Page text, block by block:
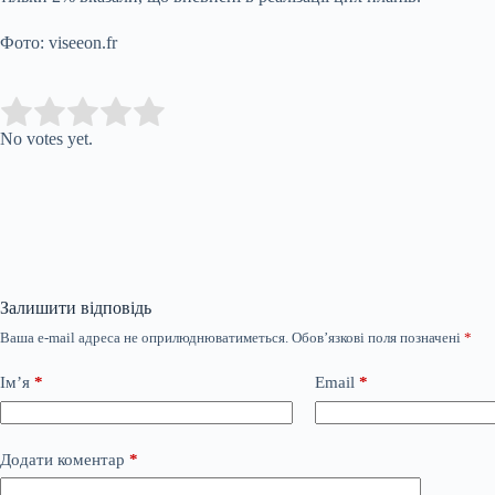
Фото: viseeon.fr
Rate this item:
No votes yet.
Залишити відповідь
Ваша e-mail адреса не оприлюднюватиметься. Обов’язкові поля позначені *
Ім’я * Email *
Додати коментар *